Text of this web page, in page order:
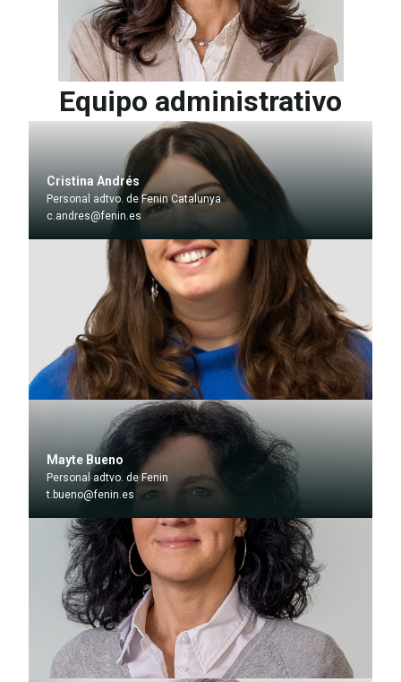
Equipo administrativo
Cristina Andrés
Personal adtvo. de Fenin Catalunya
c.andres@fenin.es
Mayte Bueno
Personal adtvo. de Fenin
t.bueno@fenin.es